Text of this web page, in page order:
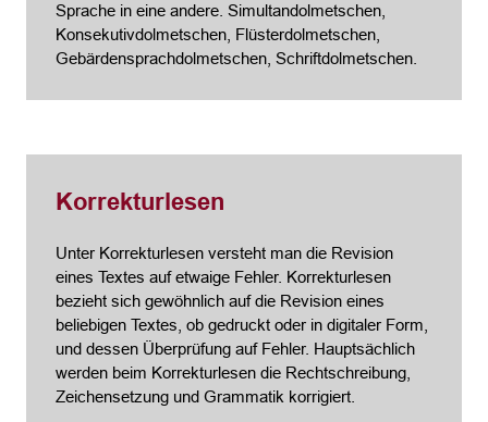
Sprache in eine andere. Simultandolmetschen,
Konsekutivdolmetschen, Flüsterdolmetschen,
Gebärdensprachdolmetschen, Schriftdolmetschen.
Korrekturlesen
Unter Korrekturlesen versteht man die Revision
eines Textes auf etwaige Fehler. Korrekturlesen
bezieht sich gewöhnlich auf die Revision eines
beliebigen Textes, ob gedruckt oder in digitaler Form,
und dessen Überprüfung auf Fehler. Hauptsächlich
werden beim Korrekturlesen die Rechtschreibung,
Zeichensetzung und Grammatik korrigiert.